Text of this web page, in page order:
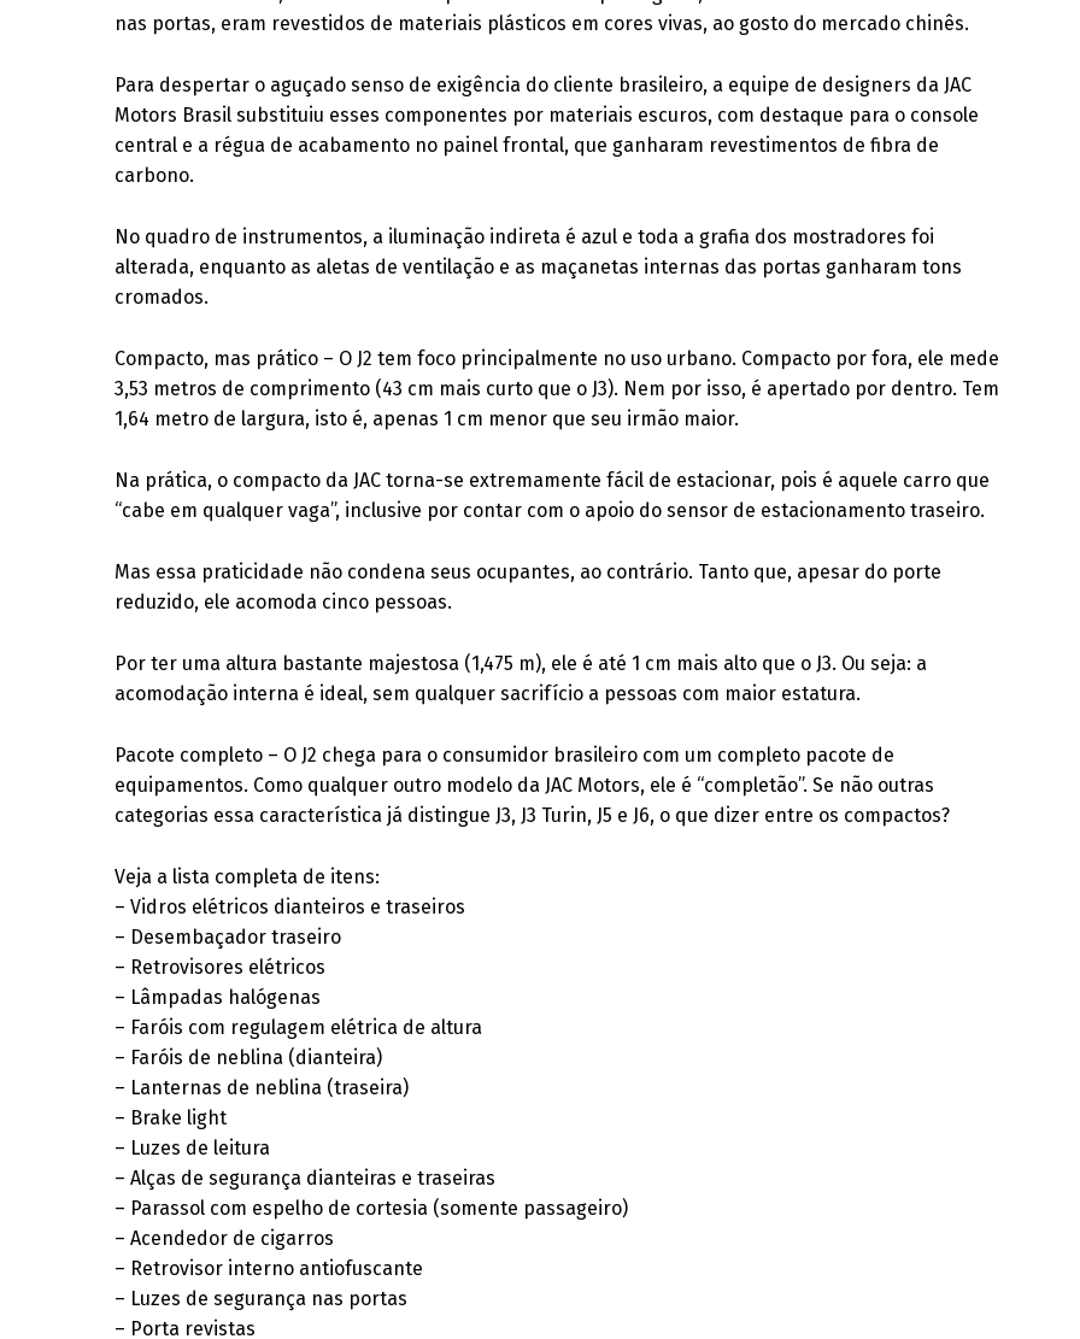
nas portas, eram revestidos de materiais plásticos em cores vivas, ao gosto do mercado chinês.
Para despertar o aguçado senso de exigência do cliente brasileiro, a equipe de designers da JAC
Motors Brasil substituiu esses componentes por materiais escuros, com destaque para o console
central e a régua de acabamento no painel frontal, que ganharam revestimentos de fibra de
carbono.
No quadro de instrumentos, a iluminação indireta é azul e toda a grafia dos mostradores foi
alterada, enquanto as aletas de ventilação e as maçanetas internas das portas ganharam tons
cromados.
Compacto, mas prático – O J2 tem foco principalmente no uso urbano. Compacto por fora, ele mede
3,53 metros de comprimento (43 cm mais curto que o J3). Nem por isso, é apertado por dentro. Tem
1,64 metro de largura, isto é, apenas 1 cm menor que seu irmão maior.
Na prática, o compacto da JAC torna-se extremamente fácil de estacionar, pois é aquele carro que
“cabe em qualquer vaga”, inclusive por contar com o apoio do sensor de estacionamento traseiro.
Mas essa praticidade não condena seus ocupantes, ao contrário. Tanto que, apesar do porte
reduzido, ele acomoda cinco pessoas.
Por ter uma altura bastante majestosa (1,475 m), ele é até 1 cm mais alto que o J3. Ou seja: a
acomodação interna é ideal, sem qualquer sacrifício a pessoas com maior estatura.
Pacote completo – O J2 chega para o consumidor brasileiro com um completo pacote de
equipamentos. Como qualquer outro modelo da JAC Motors, ele é “completão”. Se não outras
categorias essa característica já distingue J3, J3 Turin, J5 e J6, o que dizer entre os compactos?
Veja a lista completa de itens:
– Vidros elétricos dianteiros e traseiros
– Desembaçador traseiro
– Retrovisores elétricos
– Lâmpadas halógenas
– Faróis com regulagem elétrica de altura
– Faróis de neblina (dianteira)
– Lanternas de neblina (traseira)
– Brake light
– Luzes de leitura
– Alças de segurança dianteiras e traseiras
– Parassol com espelho de cortesia (somente passageiro)
– Acendedor de cigarros
– Retrovisor interno antiofuscante
– Luzes de segurança nas portas
– Porta revistas